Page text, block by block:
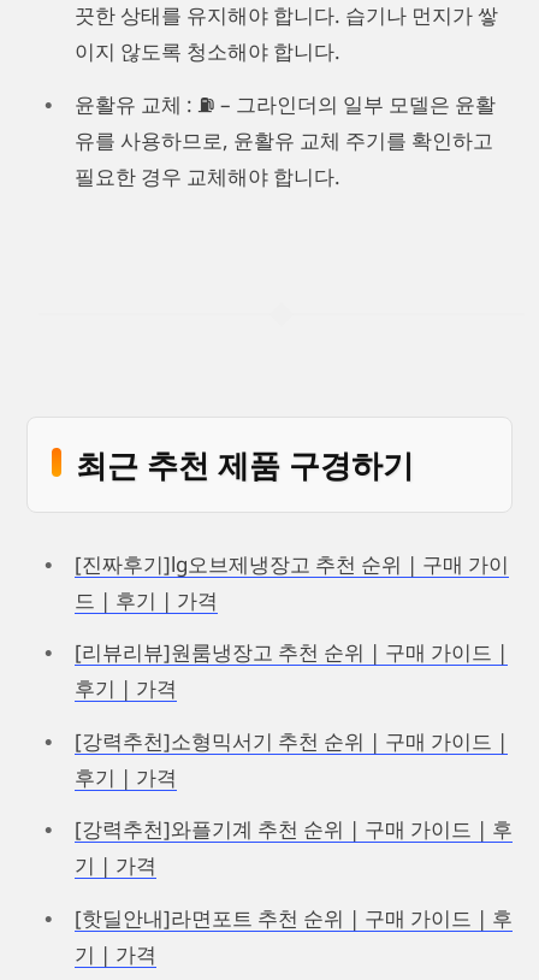
끗한 상태를 유지해야 합니다. 습기나 먼지가 쌓
이지 않도록 청소해야 합니다.
윤활유 교체 : ⛽ – 그라인더의 일부 모델은 윤활
유를 사용하므로, 윤활유 교체 주기를 확인하고
필요한 경우 교체해야 합니다.
최근 추천 제품 구경하기
[진짜후기]lg오브제냉장고 추천 순위 | 구매 가이
드 | 후기 | 가격
[리뷰리뷰]원룸냉장고 추천 순위 | 구매 가이드 |
후기 | 가격
[강력추천]소형믹서기 추천 순위 | 구매 가이드 |
후기 | 가격
[강력추천]와플기계 추천 순위 | 구매 가이드 | 후
기 | 가격
[핫딜안내]라면포트 추천 순위 | 구매 가이드 | 후
기 | 가격